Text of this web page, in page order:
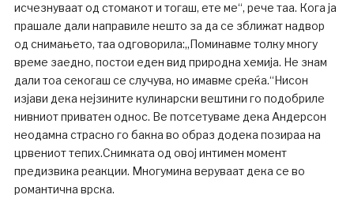
исчезнуваат од стомакот и тогаш, ете ме“, рече таа. Кога ја
прашале дали направиле нешто за да се зближат надвор
од снимањето, таа одговорила:„Поминавме толку многу
време заедно, постои еден вид природна хемија. Не знам
дали тоа секогаш се случува, но имавме среќа.“Нисон
изјави дека нејзините кулинарски вештини го подобриле
нивниот приватен однос. Ве потсетуваме дека Андерсон
неодамна страсно го бакна во образ додека позираа на
црвениот тепих.Снимката од овој интимен момент
предизвика реакции. Многумина веруваат дека се во
романтична врска.